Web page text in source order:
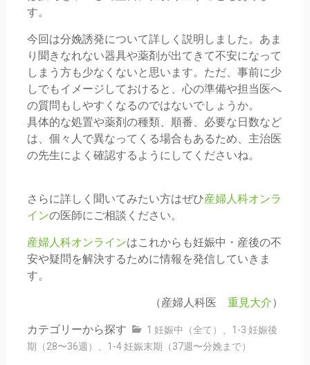
す。
今回は分娩誘発について詳しく説明しました。あま
り聞きなれない器具や薬剤が出てきて不安になって
しまう方も少なくないと思います。ただ、事前に少
しでもイメージしておけると、心の準備や担当医へ
の質問もしやすくなるのではないでしょうか。
具体的な処置や薬剤の種類、順番、必要な日数など
は、個々人で異なってくる場合もあるため、主治医
の先生によく確認するようにしてくださいね。
さらに詳しく聞いてみたい方はぜひ産婦人科オンラ
インの医師にご相談ください。
産婦人科オンラインはこれからも妊娠中・産後の不
安や疑問を解決するために情報を発信していきま
す。
（産婦人科医重見大介）
カテゴリーから探す 1 妊娠中（全て）
1-3 妊娠後
期（28〜36週）
1-4 妊娠末期（37週〜分娩まで）